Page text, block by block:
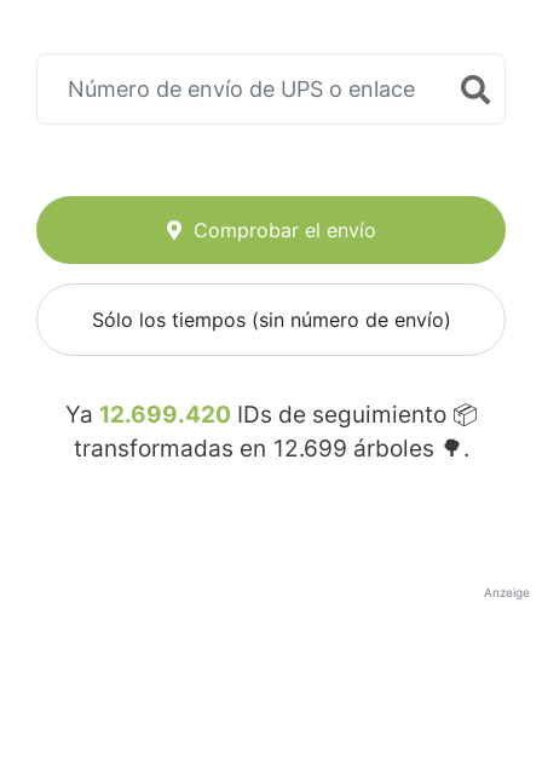
Comprobar el envío
Sólo los tiempos (sin número de envío)
Ya 12.699.420 IDs de seguimiento 📦
transformadas en 12.699 árboles 🌳.
Anzeige